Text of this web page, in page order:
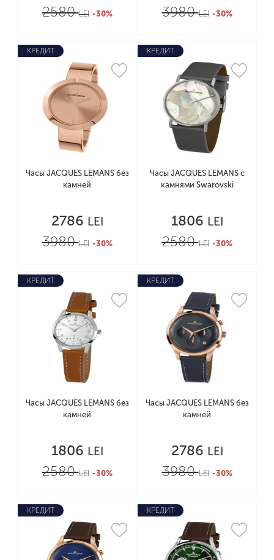
2580LEI -30% 3980LEI -30%
КРЕДИТ
Часы JACQUES LEMANS без
камней
2786 LEI
3980LEI -30%
КРЕДИТ
Часы JACQUES LEMANS с
камнями Swarovski
1806 LEI
2580LEI -30%
КРЕДИТ
Часы JACQUES LEMANS без
камней
1806 LEI
2580LEI -30%
КРЕДИТ
Часы JACQUES LEMANS без
камней
2786 LEI
3980LEI -30%
КРЕДИТ КРЕДИТ